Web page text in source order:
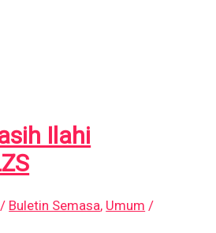
Ilahi
/ Buletin Semasa, Umum /